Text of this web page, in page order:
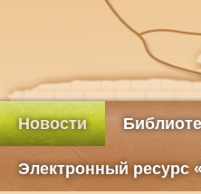
Новости
Электронный ресурс